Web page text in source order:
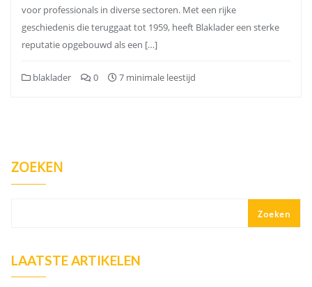
voor professionals in diverse sectoren. Met een rijke
geschiedenis die teruggaat tot 1959, heeft Blaklader een sterke
reputatie opgebouwd als een […]
blaklader 0 7 minimale leestijd
ZOEKEN
Zoeken
LAATSTE ARTIKELEN